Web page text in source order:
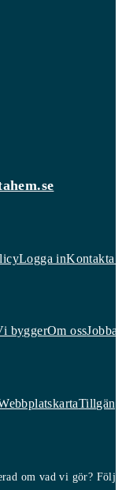
Logga inKontakta
byggerOm ossJobba
om vad vi gör? Följ